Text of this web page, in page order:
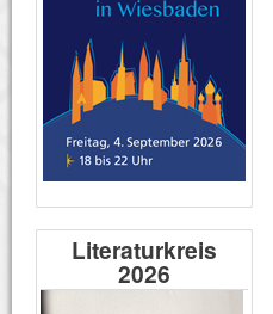
Literaturkreis
2026